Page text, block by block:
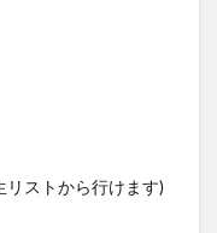
ストから行けます)